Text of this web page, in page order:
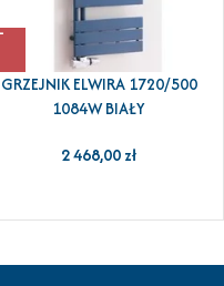
GRZEJNIK ELWIRA 1720/500
1084W BIAŁY
2 468,00zł